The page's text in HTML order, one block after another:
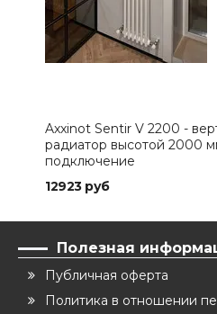
Axxinot Sentir V 2200 -
радиатор высотой 2000
подключение
12923 руб
Полезная
Публичная оферта
Политика в отношении